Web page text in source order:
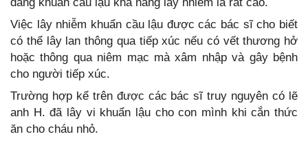
Việc lây nhiễm khuẩn cầu lậu được các bác sĩ cho biết
có thể lây lan thông qua tiếp xúc nếu có vết thương hở
hoặc thông qua niêm mạc mà xâm nhập và gây bệnh
cho người tiếp xúc.
Trường hợp kể trên được các bác sĩ truy nguyên có lẽ
anh H. đã lây vi khuẩn lậu cho con mình khi cắn thức
ăn cho cháu nhỏ.